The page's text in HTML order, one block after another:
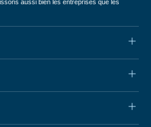
aussi bien les entreprises que les